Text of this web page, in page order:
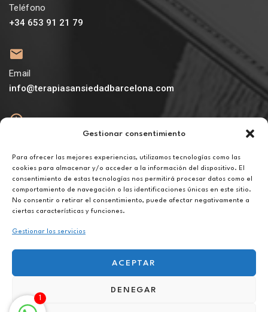
Gestionar consentimiento
Para ofrecer las mejores experiencias, utilizamos tecnologías como las
cookies para almacenar y/o acceder a la información del dispositivo. El
consentimiento de estas tecnologías nos permitirá procesar datos como el
comportamiento de navegación o las identificaciones únicas en este sitio.
No consentir o retirar el consentimiento, puede afectar negativamente a
ciertas características y funciones.
Gestionar los servicios
ACEPTAR
DENEGAR
Teléfono
+34 653 91 21 79
Email
info@terapiasansiedadbarcelona.com
De lunes a viernes de 10h a 20h
Aviso legal
Política de privacidad
Política de cookies
Terapia para la baja autoestima online en Amposta
1